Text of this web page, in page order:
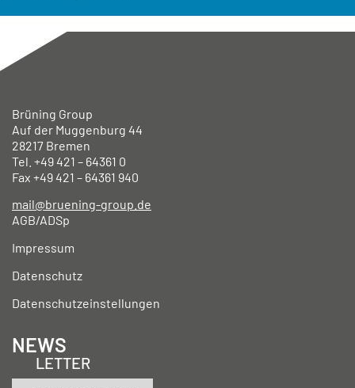
Brüning Group
Auf der Muggenburg 44
28217 Bremen
Tel. +49421 – 64361 0
Fax +49421 – 64361 940
mail@bruening-group.de
AGB/ADSp
Impressum
Datenschutz
Datenschutzeinstellungen
NEWS
LETTER